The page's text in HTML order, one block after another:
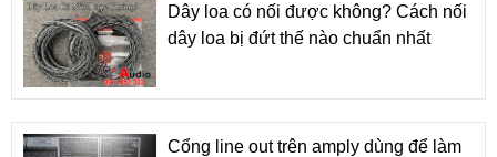
Dây loa có nối được không? Cách nối
dây loa bị đứt thế nào chuẩn nhất
Cổng line out trên amply dùng để làm